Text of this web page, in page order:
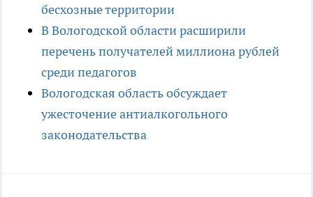
бесхозные территории
В Вологодской области расширили
перечень получателей миллиона рублей
среди педагогов
Вологодская область обсуждает
ужесточение антиалкогольного
законодательства